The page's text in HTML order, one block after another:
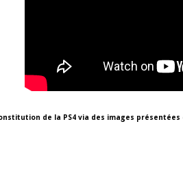
de la PS4 via des images